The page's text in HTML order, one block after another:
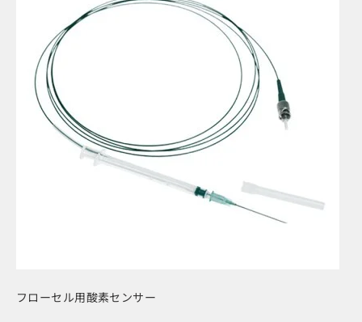
フローセル用酸素センサー